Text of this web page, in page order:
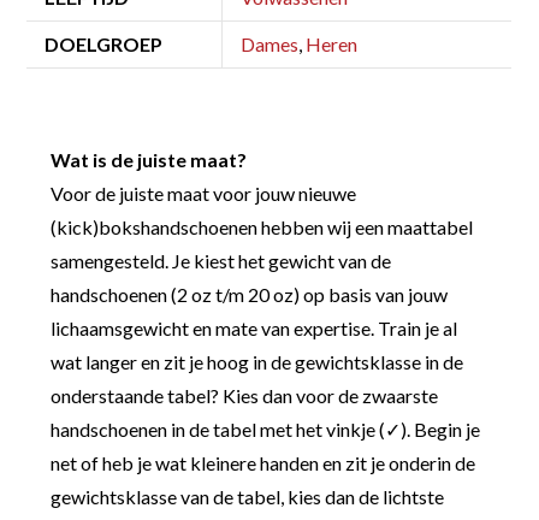
DOELGROEP Dames, Heren
Wat is de juiste maat?
Voor de juiste maat voor jouw nieuwe
(kick)bokshandschoenen hebben wij een maattabel
samengesteld. Je kiest het gewicht van de
handschoenen (2 oz t/m 20 oz) op basis van jouw
lichaamsgewicht en mate van expertise. Train je al
wat langer en zit je hoog in de gewichtsklasse in de
onderstaande tabel? Kies dan voor de zwaarste
handschoenen in de tabel met het vinkje (✓). Begin je
net of heb je wat kleinere handen en zit je onderin de
gewichtsklasse van de tabel, kies dan de lichtste